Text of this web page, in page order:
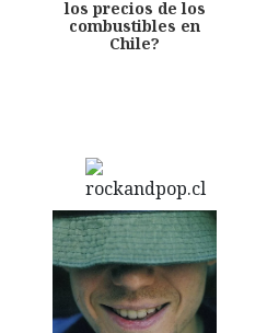
los precios de los
combustibles en
Chile?